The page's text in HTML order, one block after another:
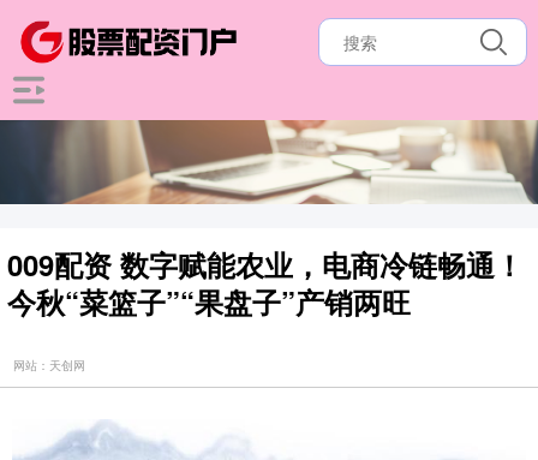
009配资 数字赋能农业，电商冷链畅通！
今秋“菜篮子”“果盘子”产销两旺
网站：天创网